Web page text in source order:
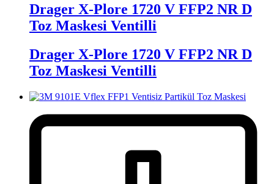
Drager X-Plore 1720 V FFP2 NR D
Toz Maskesi Ventilli
Drager X-Plore 1720 V FFP2 NR D
Toz Maskesi Ventilli